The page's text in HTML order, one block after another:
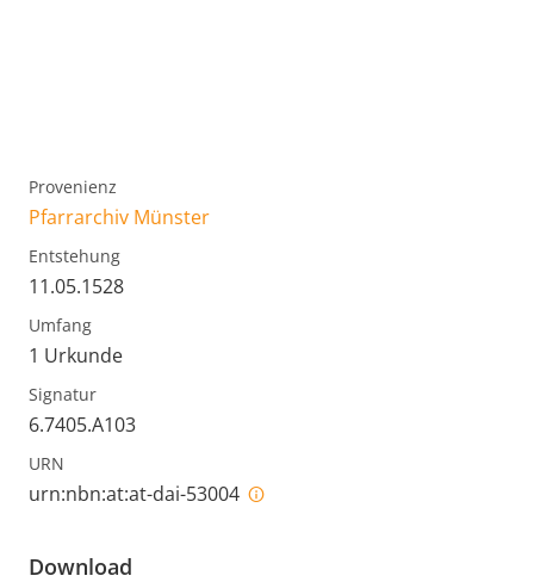
Provenienz
Pfarrarchiv Münster
Entstehung
11.05.1528
Umfang
1 Urkunde
Signatur
6.7405.A103
URN
urn:nbn:at:at-dai-53004
Download